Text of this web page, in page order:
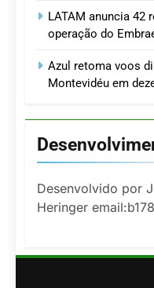
LATAM anuncia 42
operação do
Azul retoma voos
Montevidéu em
Desenvolvido por
Heringer